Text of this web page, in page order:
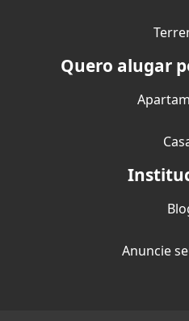
Quero alugar
Anuncie